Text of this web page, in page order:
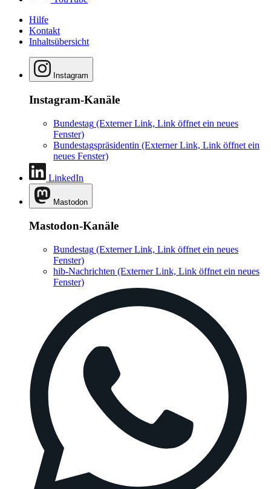
Hilfe
Kontakt
Inhaltsübersicht
Instagram
Instagram-Kanäle
Bundestag (Externer Link, Link öffnet ein neues
Fenster)
Bundestagspräsidentin (Externer Link, Link öffnet ein
neues Fenster)
LinkedIn
Mastodon
Mastodon-Kanäle
Bundestag (Externer Link, Link öffnet ein neues
Fenster)
hib-Nachrichten (Externer Link, Link öffnet ein neues
Fenster)